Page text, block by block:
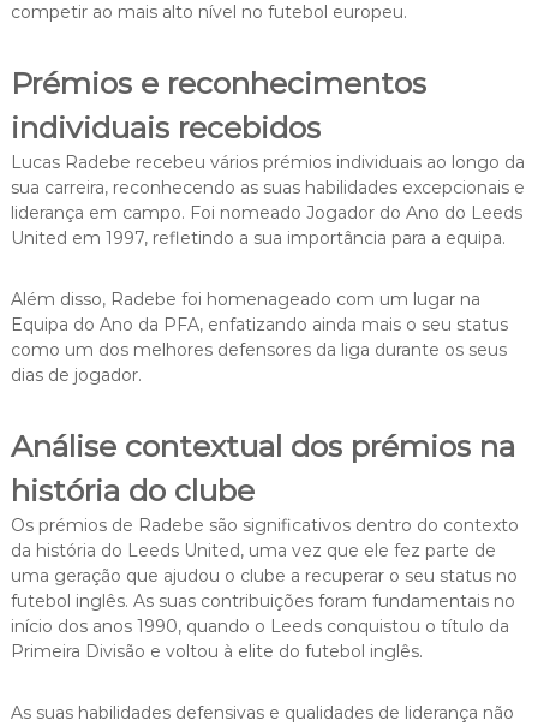
competir ao mais alto nível no futebol europeu.
Prémios e reconhecimentos
individuais recebidos
Lucas Radebe recebeu vários prémios individuais ao longo da
sua carreira, reconhecendo as suas habilidades excepcionais e
liderança em campo. Foi nomeado Jogador do Ano do Leeds
United em 1997, refletindo a sua importância para a equipa.
Além disso, Radebe foi homenageado com um lugar na
Equipa do Ano da PFA, enfatizando ainda mais o seu status
como um dos melhores defensores da liga durante os seus
dias de jogador.
Análise contextual dos prémios na
história do clube
Os prémios de Radebe são significativos dentro do contexto
da história do Leeds United, uma vez que ele fez parte de
uma geração que ajudou o clube a recuperar o seu status no
futebol inglês. As suas contribuições foram fundamentais no
início dos anos 1990, quando o Leeds conquistou o título da
Primeira Divisão e voltou à elite do futebol inglês.
As suas habilidades defensivas e qualidades de liderança não